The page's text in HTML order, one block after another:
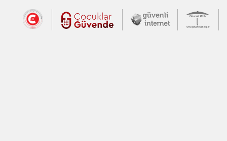
Dış Bağlantılar
Cumhurbaşkanlığı İletişim Merkezi
Çocuklar Güvende (yeni
Güvenli